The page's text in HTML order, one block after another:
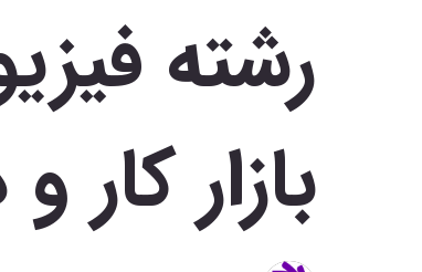
رشته
بازار کار